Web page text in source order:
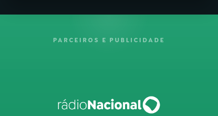
PARCEIROS E PUBLICIDADE